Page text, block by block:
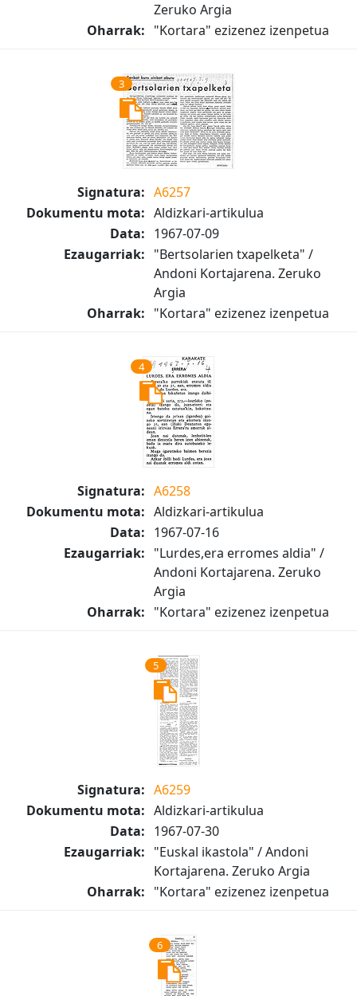
Zeruko Argia
Oharrak: "Kortara" ezizenez izenpetua
3
Signatura: A6257
Dokumentu mota: Aldizkari-artikulua
Data: 1967-07-09
Ezaugarriak: "Bertsolarien txapelketa" /
Andoni Kortajarena. Zeruko
Argia
Oharrak: "Kortara" ezizenez izenpetua
4
Signatura: A6258
Dokumentu mota: Aldizkari-artikulua
Data: 1967-07-16
Ezaugarriak: "Lurdes,era erromes aldia" /
Andoni Kortajarena. Zeruko
Argia
Oharrak: "Kortara" ezizenez izenpetua
5
Signatura: A6259
Dokumentu mota: Aldizkari-artikulua
Data: 1967-07-30
Ezaugarriak: "Euskal ikastola" / Andoni
Kortajarena. Zeruko Argia
Oharrak: "Kortara" ezizenez izenpetua
6